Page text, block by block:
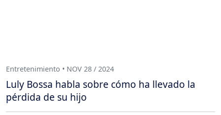
Entretenimiento • NOV 28 / 2024
Luly Bossa habla sobre cómo ha llevado la
pérdida de su hijo